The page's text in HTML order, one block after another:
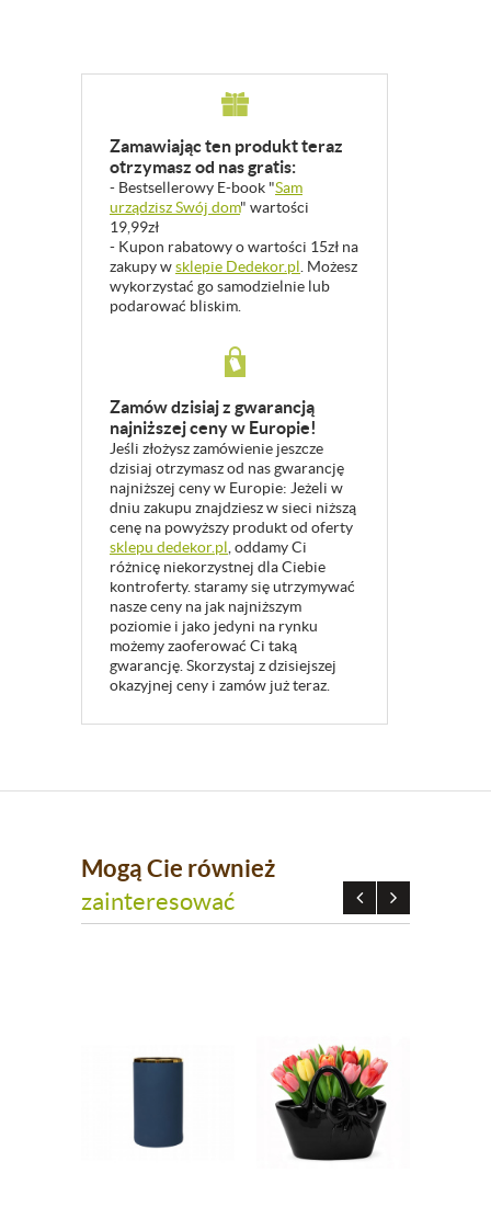
Zamawiając ten produkt teraz
otrzymasz od nas gratis:
- Bestsellerowy E-book "Sam
urządzisz Swój dom" wartości
19,99zł
- Kupon rabatowy o wartości 15zł na
zakupy wsklepie Dedekor.pl. Możesz
wykorzystać go samodzielnie lub
podarować bliskim.
Zamów dzisiaj z gwarancją
najniższej ceny w Europie!
Jeśli złożysz zamówienie jeszcze
dzisiaj otrzymasz od nas gwarancję
najniższej ceny w Europie: Jeżeli w
dniu zakupu znajdziesz w sieci niższą
cenę na powyższy produkt od oferty
sklepu dedekor.pl, oddamy Ci
różnicę niekorzystnej dla Ciebie
kontroferty. staramy się utrzymywać
nasze ceny na jak najniższym
poziomie i jako jedyni na rynku
możemy zaoferować Ci taką
gwarancję. Skorzystaj z dzisiejszej
okazyjnej ceny i zamów już teraz.
Mogą Cie również
zainteresować